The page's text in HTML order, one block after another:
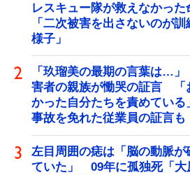
レスキュー隊が救えなかっ
「二次被害を出さないのが
様子」
「玖瑠美の最期の言葉は…
害者の親族が慟哭の証言 「
かった自分たちを責めてい
事故を免れた従業員の証言も
左目周囲の痣は「脳の動脈
ていた」 09年に孤独死「大